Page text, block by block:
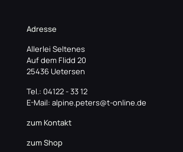
Adresse
Allerlei Seltenes
Auf dem Flidd 20
25436 Uetersen
Tel.: 04122 - 33 12
E-Mail: alpine.peters@t-online.de
zum Kontakt
zum Shop